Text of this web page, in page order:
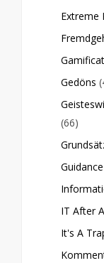
Extreme
Gedöns
(66)
Guidance
IT After
It's A